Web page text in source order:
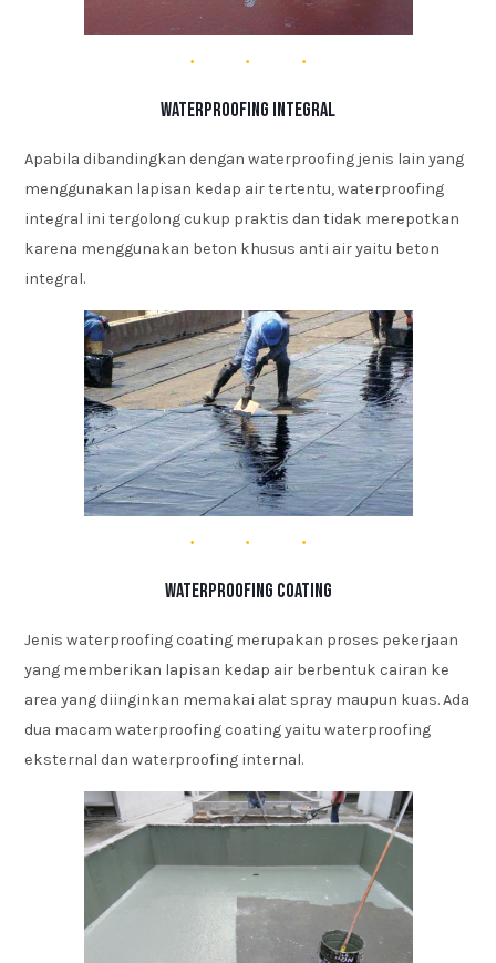
Waterproofing Integral
Apabila dibandingkan dengan waterproofing jenis lain yang
menggunakan lapisan kedap air tertentu, waterproofing
integral ini tergolong cukup praktis dan tidak merepotkan
karena menggunakan beton khusus anti air yaitu beton
integral.
Waterproofing Coating
Jenis waterproofing coating merupakan proses pekerjaan
yang memberikan lapisan kedap air berbentuk cairan ke
area yang diinginkan memakai alat spray maupun kuas. Ada
dua macam waterproofing coating yaitu waterproofing
eksternal dan waterproofing internal.